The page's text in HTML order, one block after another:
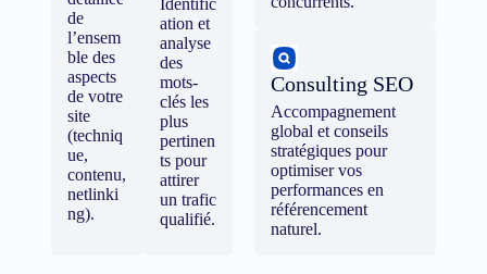
de
l’ensem
ble des
aspects
de votre
site
(techniq
ue,
contenu,
netlinki
ng).
Identific
ation et
analyse
des
mots-
clés les
plus
pertinen
ts pour
attirer
un trafic
qualifié.
Consulting SEO
Accompagnement
global et conseils
stratégiques pour
optimiser vos
performances en
référencement
naturel.